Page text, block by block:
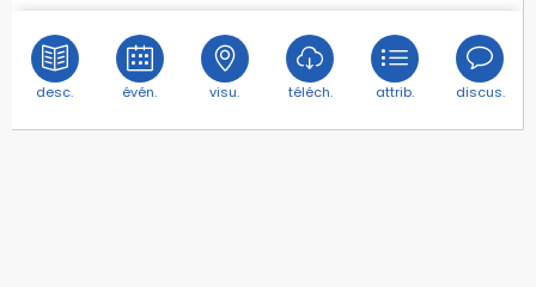
desc. évén. visu. téléch. attrib. discus.